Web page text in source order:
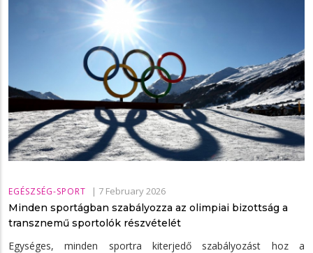
EGÉSZSÉG-SPORT | 7 February 2026
Minden sportágban szabályozza az olimpiai bizottság a
transznemű sportolók részvételét
Egységes, minden sportra kiterjedő szabályozást hoz a